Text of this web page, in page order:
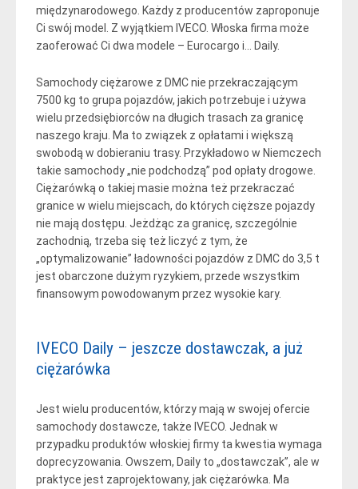
międzynarodowego. Każdy z producentów zaproponuje
Ci swój model. Z wyjątkiem IVECO. Włoska firma może
zaoferować Ci dwa modele – Eurocargo i… Daily.
Samochody ciężarowe z DMC nie przekraczającym
7500 kg to grupa pojazdów, jakich potrzebuje i używa
wielu przedsiębiorców na długich trasach za granicę
naszego kraju. Ma to związek z opłatami i większą
swobodą w dobieraniu trasy. Przykładowo w Niemczech
takie samochody „nie podchodzą” pod opłaty drogowe.
Ciężarówką o takiej masie można też przekraczać
granice w wielu miejscach, do których cięższe pojazdy
nie mają dostępu. Jeżdżąc za granicę, szczególnie
zachodnią, trzeba się też liczyć z tym, że
„optymalizowanie” ładowności pojazdów z DMC do 3,5 t
jest obarczone dużym ryzykiem, przede wszystkim
finansowym powodowanym przez wysokie kary.
IVECO Daily – jeszcze dostawczak, a już
ciężarówka
Jest wielu producentów, którzy mają w swojej ofercie
samochody dostawcze, także IVECO. Jednak w
przypadku produktów włoskiej firmy ta kwestia wymaga
doprecyzowania. Owszem, Daily to „dostawczak”, ale w
praktyce jest zaprojektowany, jak ciężarówka. Ma